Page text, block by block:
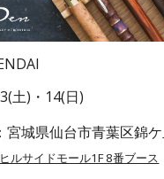
3(土)・ 14(日)
宮城県仙台市青葉区錦
ルサイドモール1F 8番ブース